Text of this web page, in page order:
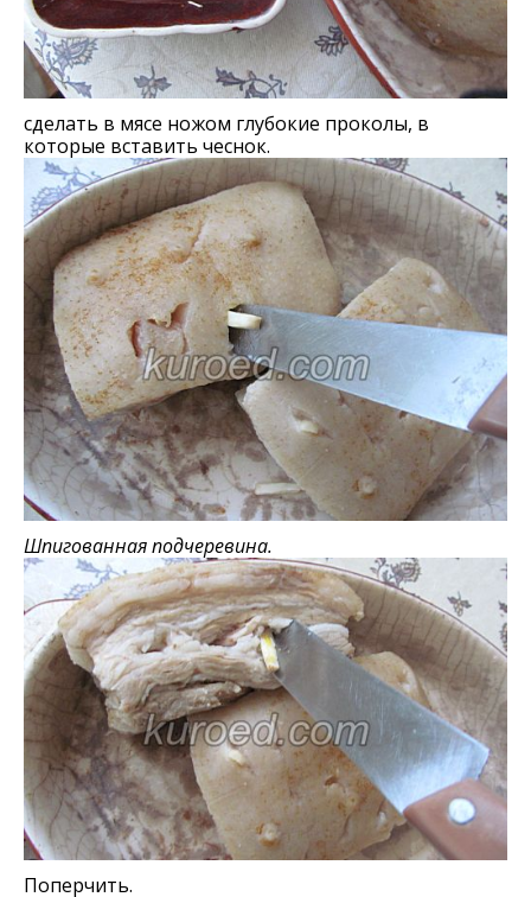
сделать в мясе ножом глубокие проколы, в
которые вставить чеснок.
Шпигованная подчеревина.
Поперчить.